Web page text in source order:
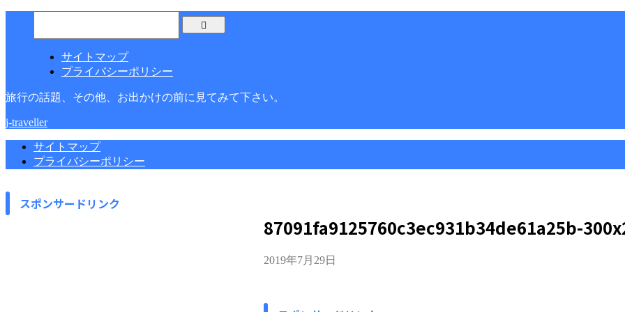
サイトマップ
プライバシーポリシー
旅行の話題、その他、お出かけの前に見てみて下さい。
j-traveller
サイトマップ
プライバシーポリシー
87091fa9125760c3ec931b34de61a25b-
2019年7月29日
スポンサードリンク